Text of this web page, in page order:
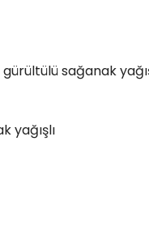
sağanak
yağışlı